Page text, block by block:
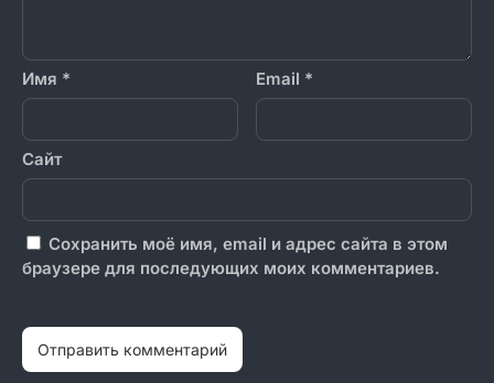
Имя * Email *
Сайт
Сохранить моё имя, email и адрес сайта в этом
браузере для последующих моих комментариев.